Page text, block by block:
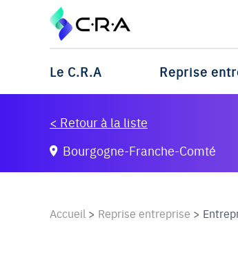
Le C.R.A Reprise
< Retour à la liste
Bourgogne-Franche-Comté
Accueil > Reprise entreprise >